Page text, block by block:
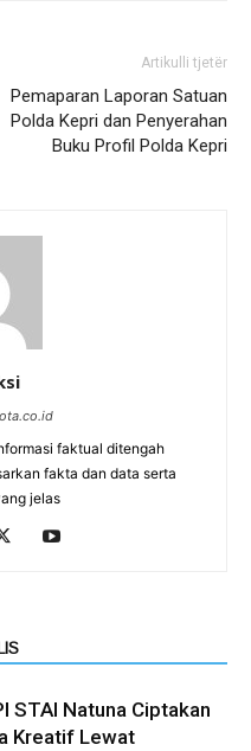
Artikulli tjetër
Pemaparan Laporan Satuan
Polda Kepri dan Penyerahan
Buku Profil Polda Kepri
faktual ditengah
fakta dan data serta
jelas
STAI Natuna Ciptakan
Kreatif Lewat